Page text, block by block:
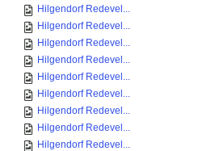
Hilgendorf Redevel...
Hilgendorf Redevel...
Hilgendorf Redevel...
Hilgendorf Redevel...
Hilgendorf Redevel...
Hilgendorf Redevel...
Hilgendorf Redevel...
Hilgendorf Redevel...
Hilgendorf Redevel...